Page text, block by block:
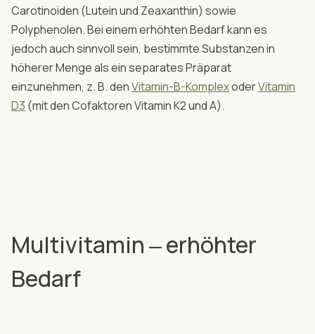
Carotinoiden (Lutein und Zeaxanthin) sowie
Polyphenolen. Bei einem erhöhten Bedarf kann es
jedoch auch sinnvoll sein, bestimmte Substanzen in
höherer Menge als ein separates Präparat
einzunehmen, z. B. denVitamin-B-KomplexoderVitamin
D3 (mit den Cofaktoren Vitamin K2 und A).
Multivitamin ‒ erhöhter
Bedarf